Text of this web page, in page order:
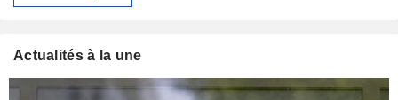
Actualités à la une